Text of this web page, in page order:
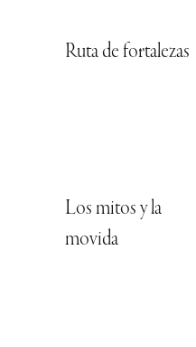
Ruta de fortalezas
Los mitos y la
movida